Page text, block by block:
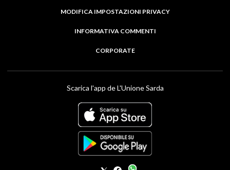
MODIFICA IMPOSTAZIONI PRIVACY
INFORMATIVA COMMENTI
CORPORATE
Scarica l'app de L'Unione Sarda